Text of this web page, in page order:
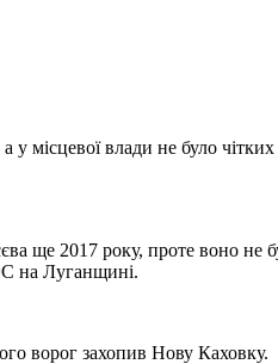
влади не було чітких
ще 2017 року, проте воно
на Луганщині.
ворог захопив Нову Каховку.